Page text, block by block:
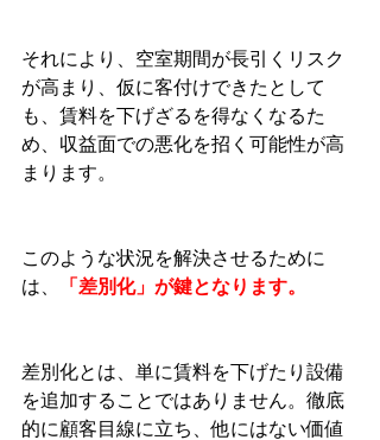
それにより、空室期間が長引くリスク
が高まり、仮に客付けできたとして
も、賃料を下げざるを得なくなるた
め、収益面での悪化を招く可能性が高
まります。
このような状況を解決させるために
は、
「差別化」が鍵となります。
差別化とは、単に賃料を下げたり設備
を追加することではありません。徹底
的に顧客目線に立ち、他にはない価値